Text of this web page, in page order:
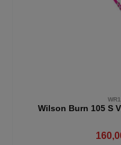
Wilson Burn 105 S